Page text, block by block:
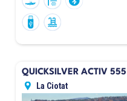
QUICKSILVER ACTIV 555
La Ciotat